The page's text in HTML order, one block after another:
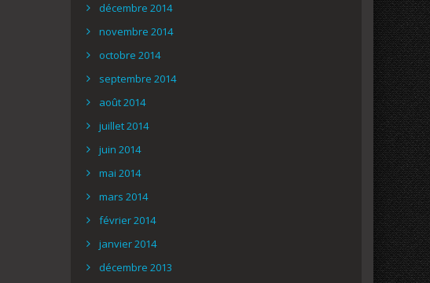
décembre 2014
novembre 2014
octobre 2014
septembre 2014
août 2014
juillet 2014
juin 2014
mai 2014
mars 2014
février 2014
janvier 2014
décembre 2013